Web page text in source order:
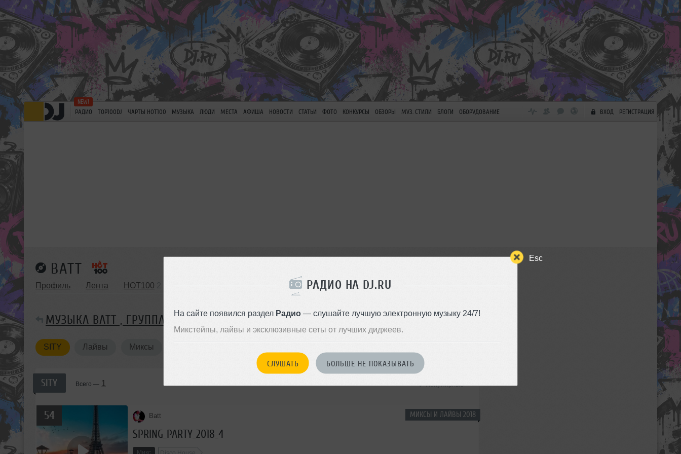
Esc
РАДИО НА DJ.RU
На сайте появился раздел Радио— слушайте лучшую электронную музыку 24/7!
Микстейпы, лайвы и эксклюзивные сеты от лучших диджеев.
СЛУШАТЬ БОЛЬШЕ НЕ ПОКАЗЫВАТЬ
РАДИО TOP100DJ ЧАРТЫ HOT100 МУЗЫКА ЛЮДИ МЕСТА АФИША НОВОСТИ СТАТЬИ ФОТО КОНКУРСЫ ОБЗОРЫ МУЗ. СТИЛИ БЛОГИ ОБОРУДОВАНИЕ ВХОД РЕГИСТРАЦИЯ
BATT
Профиль Лента HOT100 Упоминания
МУЗЫКА BATT , ГРУППА SITY
SITY Лайвы Миксы
SITY Всего — 1 Популярные
МИКСЫ И ЛАЙВЫ 2018
54 Batt
SPRING_PARTY_2018_4
Микс